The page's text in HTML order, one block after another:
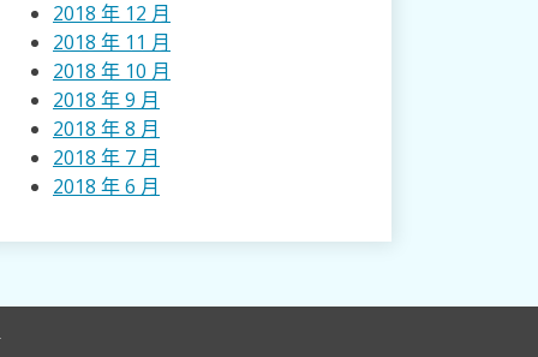
2018 年 12 月
2018 年 11 月
2018 年 10 月
2018 年 9 月
2018 年 8 月
2018 年 7 月
2018 年 6 月